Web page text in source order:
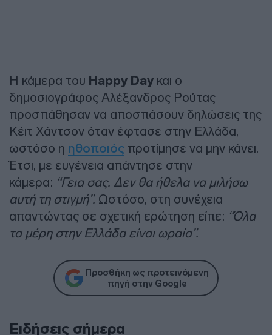
Η κάμερα του Happy Day και ο
δημοσιογράφος Αλέξανδρος Ρούτας
προσπάθησαν να αποσπάσουν δηλώσεις της
Κέιτ Χάντσον όταν έφτασε στην Ελλάδα,
ωστόσο η ηθοποιός προτίμησε να μην κάνει.
Έτσι, με ευγένεια απάντησε στην
κάμερα: “Γεια σας. Δεν θα ήθελα να μιλήσω
αυτή τη στιγμή”. Ωστόσο, στη συνέχεια
απαντώντας σε σχετική ερώτηση είπε: “Όλα
τα μέρη στην Ελλάδα είναι ωραία”.
Προσθήκη ως προτεινόμενη
πηγή στην Google
Ειδήσεις σήμερα